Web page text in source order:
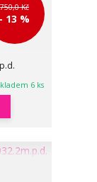
750,0 Kč
- 13 %
6 ks